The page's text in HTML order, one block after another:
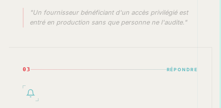
"Un fournisseur bénéficiant d'un accès privilégié est
entré en production sans que personne ne l'audite."
03 RÉPONDRE